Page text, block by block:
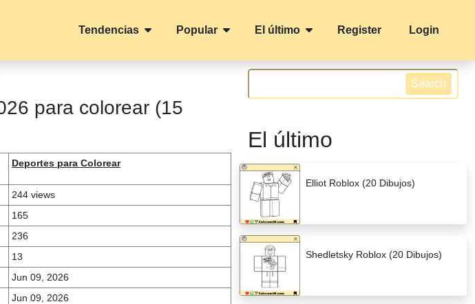
Tendencias Popular El último Register Login
para colorear (15
Deportes para Colorear
244 views
165
236
13
Jun 09, 2026
Jun 09, 2026
Search
El último
Elliot Roblox (20 Dibujos)
Shedletsky Roblox (20 Dibujos)